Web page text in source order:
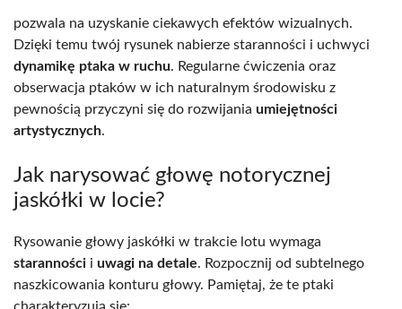
pozwala na uzyskanie ciekawych efektów wizualnych.
Dzięki temu twój rysunek nabierze staranności i uchwyci
dynamikę ptaka w ruchu. Regularne ćwiczenia oraz
obserwacja ptaków w ich naturalnym środowisku z
pewnością przyczyni się do rozwijania umiejętności
artystycznych.
Jak narysować głowę notorycznej
jaskółki w locie?
Rysowanie głowy jaskółki w trakcie lotu wymaga
staranności i uwagi na detale. Rozpocznij od subtelnego
naszkicowania konturu głowy. Pamiętaj, że te ptaki
charakteryzują się: